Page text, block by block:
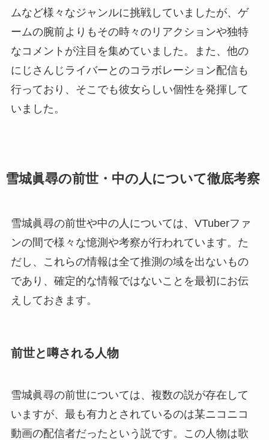
ムなど様々なジャンルに挑戦していましたが、ゲ
ームの腕前よりもその時々のリアクションや独特
なコメントが注目を集めていました。また、他の
にじさんじライバーとのコラボレーション配信も
行っており、そこでも彼女らしい個性を発揮して
いました。
雪城眞尋の前世・中の人について徹底考察
雪城眞尋の前世や中の人については、VTuberファ
ンの間で様々な憶測や考察が行われています。た
だし、これらの情報は全て推測の域を出ないもの
であり、確定的な情報ではないことを最初にお伝
えしておきます。
前世と噂される人物
雪城眞尋の前世については、複数の説が存在して
いますが、最も有力とされているのは某ニコニコ
動画の配信者だったという説です。この人物は歌